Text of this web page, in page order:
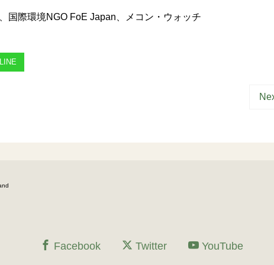
国際環境NGO FoE Japan、メコン・ウォッチ
Facebook Twitter YouTube